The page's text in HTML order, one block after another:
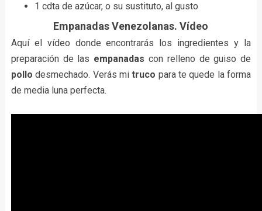
1 cdta de azúcar, o su sustituto, al gusto
Empanadas Venezolanas. Vídeo
Aquí el vídeo donde encontrarás los ingredientes y la
preparación de las empanadas con relleno de guiso de
pollodesmechado. Verás mitruco para te quede la forma
de media luna perfecta.